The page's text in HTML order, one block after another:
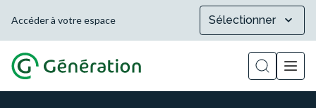
Accéder à votre espace Sélectionner
Afficher la